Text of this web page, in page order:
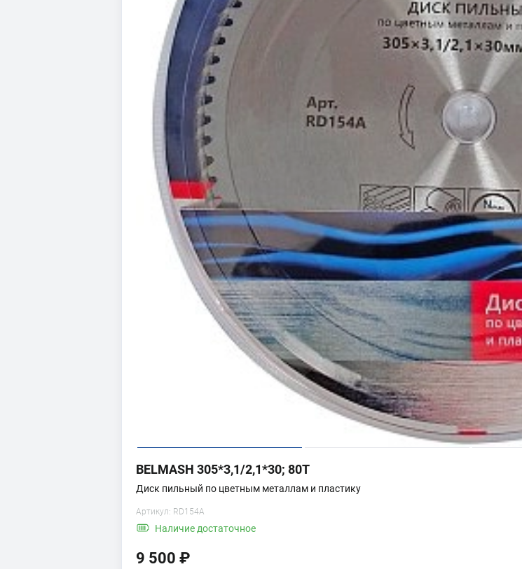
BELMASH 305*3,1/2,1*30; 80T
Диск пильный по цветным металлам и пластику
Артикул: RD154A
Наличие достаточное
9 500 ₽